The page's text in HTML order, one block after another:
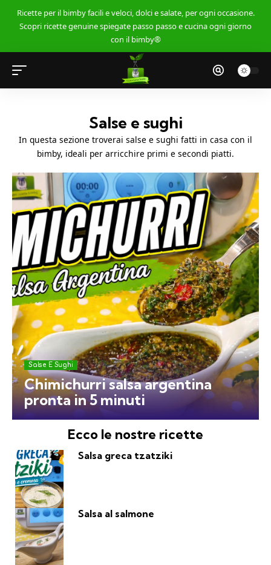
Ricette per il bimby facili e veloci, dolci e salate, per ogni occasione.
Scopri ricette genuine spiegate passo passo e cucina ogni giorno
con il bimby®
Salse E Sughi
Chimichurri salsa argentina
pronta in 5 minuti
Salse e sughi
In questa sezione troverai salse e sughi fatti in casa con il
bimby, ideali per arricchire primi e secondi piatti.
Ecco le nostre ricette
Salsa greca tzatziki
Salsa al salmone